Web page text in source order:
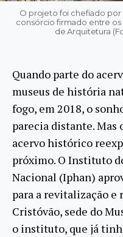
O projeto foi chefiado
consórcio firmado entre
de Arquitetura
Quando parte do
museus de história
fogo, em 2018, o
parecia distante. Mas
acervo histórico
próximo. O Instituto
Nacional (Iphan)
para a revitalização e
Cristóvão, sede do
o instituto, que já